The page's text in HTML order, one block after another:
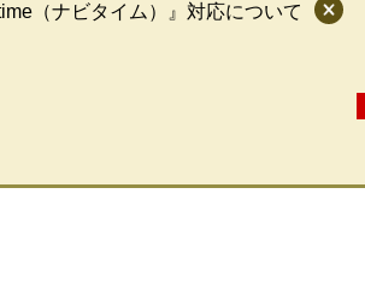
（ナビタイム）』対応について